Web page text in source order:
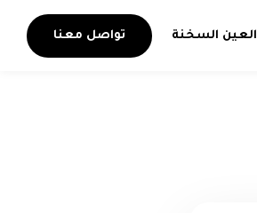
العين السخنة تواصل معنا